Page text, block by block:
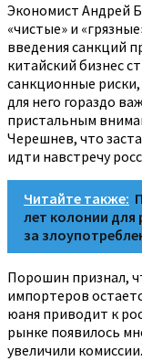
Экономист Андрей
«чистые» и
введения санкций
китайский бизнес
санкционные
для него гораздо
пристальным
Черешнев, что
идти навстречу
Читайте также:
лет колонии для
за
Порошин признал,
импортеров
юаня приводит к
рынке появилось
увеличили комиссии.